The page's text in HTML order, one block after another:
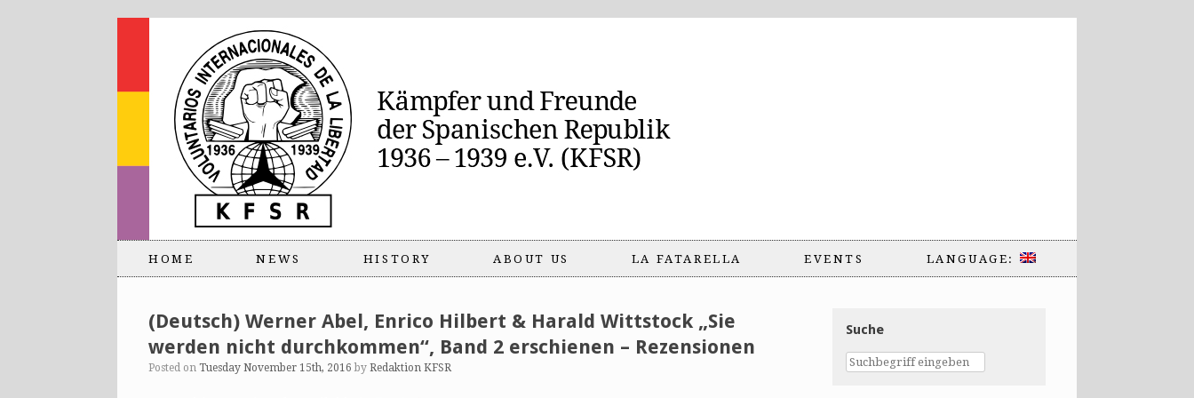
HOME NEWS HISTORY ABOUT US LA FATARELLA EVENTS LANGUAGE:
(Deutsch) Werner Abel, Enrico Hilbert & Harald Wittstock „Sie
werden nicht durchkommen“, Band 2 erschienen – Rezensionen
Posted on Tuesday November 15th, 2016 by Redaktion KFSR
Suche